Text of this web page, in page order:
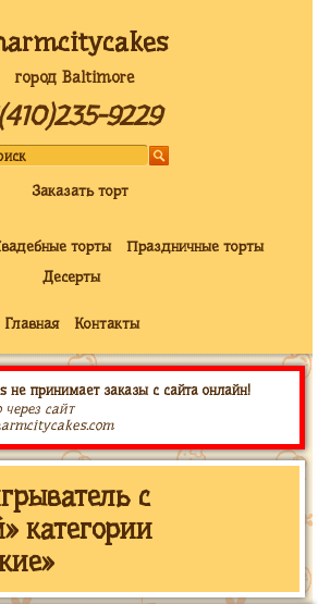
город Baltimore
9229
Заказать торт
торты
Праздничные торты
Десерты
Главная Контакты
не принимает заказы с сайта онлайн!
через сайт
с
категории